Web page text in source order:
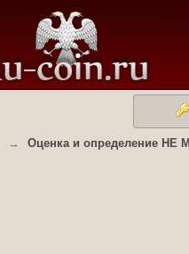
→ Оценка и определение НЕ